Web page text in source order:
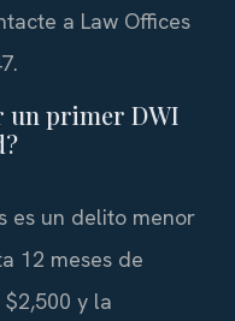
a Law Offices
un primer DWI
es un delito menor
12 meses de
y la